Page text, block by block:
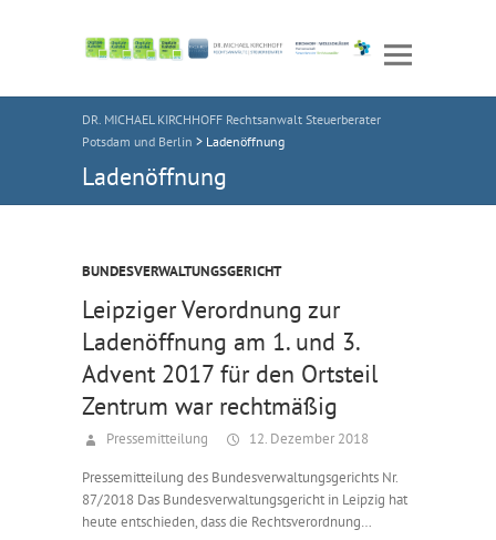
DR. MICHAEL KIRCHHOFF Rechtsanwalt Steuerberater
Potsdam und Berlin > Ladenöffnung
Ladenöffnung
BUNDESVERWALTUNGSGERICHT
Leipziger Verordnung zur
Ladenöffnung am 1. und 3.
Advent 2017 für den Ortsteil
Zentrum war rechtmäßig
Pressemitteilung 12. Dezember 2018
Pressemitteilung des Bundesverwaltungsgerichts Nr.
87/2018 Das Bundesverwaltungsgericht in Leipzig hat
heute entschieden, dass die Rechtsverordnung…